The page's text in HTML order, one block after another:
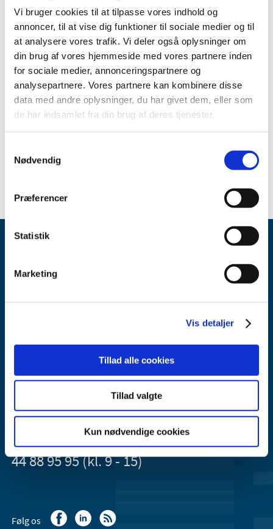
Vi bruger cookies til at tilpasse vores indhold og
annoncer, til at vise dig funktioner til sociale medier og til
at analysere vores trafik. Vi deler også oplysninger om
din brug af vores hjemmeside med vores partnere inden
for sociale medier, annonceringspartnere og
analysepartnere. Vores partnere kan kombinere disse
data med andre oplysninger, du har givet dem, eller som
de har indsamlet fra din brug af deres tjenester.
Nødvendig
Præferencer
Statistik
Marketing
Vis detaljer
Tillad alle cookies
Tillad valgte
Kun nødvendige cookies
Alle (12)
2013 (12)
december (1)
august (1)
juli (1)
juni (1)
maj (5)
marts (1)
2300 København S
dkma@dkma.dk
Lægemiddelstyrelsen er en del af
Sundheds- og Kirkeministeriet.
Kontakt Lægemiddelstyrelsen
44 88 95 95 (kl. 9 - 15)
Følg os